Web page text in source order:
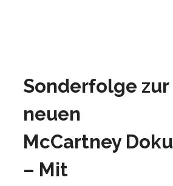
Sonderfolge zur
neuen
McCartney Doku
– Mit